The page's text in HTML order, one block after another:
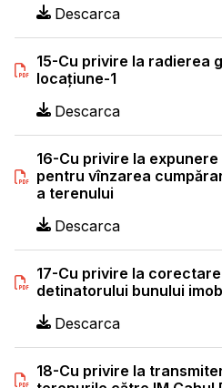
Descarca
15-Cu privire la radierea
locațiune-1
Descarca
16-Cu privire la
pentru vînzarea
a terenului
Descarca
17-Cu privire la
detinatorului bunului
Descarca
18-Cu privire la